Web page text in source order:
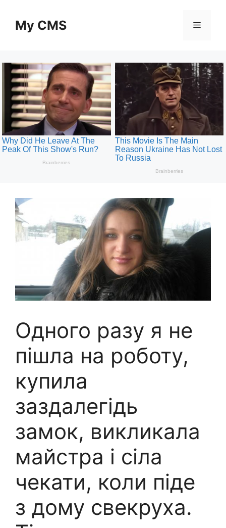
contentMy CMS Menu
Одного разу я не
пішла на роботу,
купила
заздалегідь
замок, викликала
майстра і сіла
чекати, коли піде
з дому свекруха.